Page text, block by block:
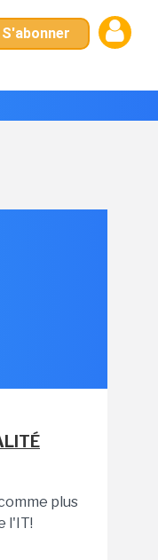
S'abonner
plus
l'IT!